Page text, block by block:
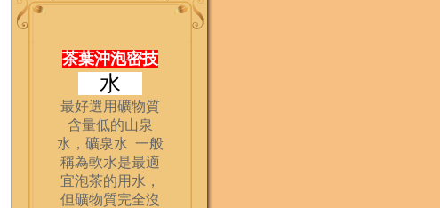
茶葉沖泡密技
水
最好選用礦物質
含量低的山泉
水，礦泉水 一般
稱為軟水是最適
宜泡茶的用水，
但礦物質完全沒